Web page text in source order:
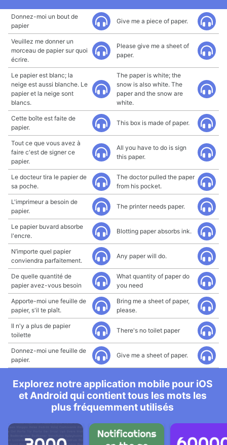
Donnez-moi un bout de
papier
Give me a piece of paper.
Veuillez me donner un
morceau de papier sur quoi
écrire.
Please give me a sheet of
paper.
Le papier est blanc; la
neige est aussi blanche. Le
papier et la neige sont
blancs.
The paper is white; the
snow is also white. The
paper and the snow are
white.
Cette boîte est faite de
papier.
This box is made of paper.
Tout ce que vous avez à
faire c'est de signer ce
papier.
All you have to do is sign
this paper.
Le docteur tira le papier de
sa poche.
The doctor pulled the paper
from his pocket.
L'imprimeur a besoin de
papier.
The printer needs paper.
Le papier buvard absorbe
l'encre.
Blotting paper absorbs ink.
N’importe quel papier
conviendra parfaitement.
Any paper will do.
De quelle quantité de
papier avez-vous besoin
What quantity of paper do
you need
Apporte-moi une feuille de
papier, s'il te plaît.
Bring me a sheet of paper,
please.
Il n'y a plus de papier
toilette
There's no toilet paper
Donnez-moi une feuille de
papier.
Give me a sheet of paper.
Explorez notre application mobile pour iOS
et Android qui contient tous les mots les
plus fréquemment utilisés